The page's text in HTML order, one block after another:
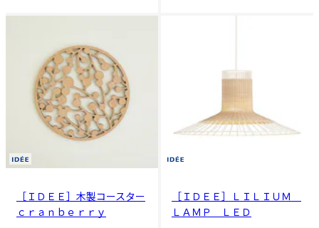
［ＩＤＥＥ］木製コースター
ｃｒａｎｂｅｒｒｙ
［ＩＤＥＥ］ＬＩＬＩＵＭ
ＬＡＭＰ ＬＥＤ